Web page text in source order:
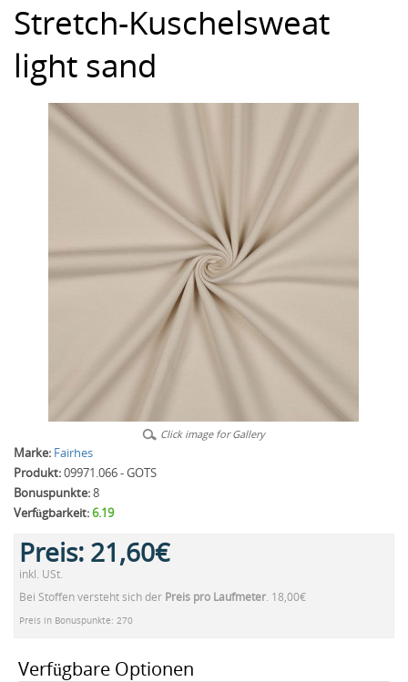
Stretch-Kuschelsweat
light sand
Click image for Gallery
Marke: Fairhes
Produkt:09971.066 - GOTS
Bonuspunkte:8
Verfügbarkeit:6.19
Preis: 21,60€
inkl. USt.
Bei Stoffen versteht sich der Preis pro Laufmeter. 18,00€
Preis in Bonuspunkte: 270
Verfügbare Optionen